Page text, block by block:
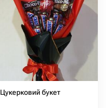
Цукерковий букет